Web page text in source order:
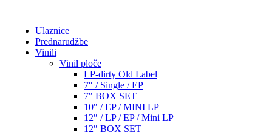
Ulaznice
Prednarudžbe
Vinili
Vinil ploče
LP-dirty Old Label
7″ / Single / EP
7″ BOX SET
10″ / EP / MINI LP
12″ / LP / EP / Mini LP
12″ BOX SET